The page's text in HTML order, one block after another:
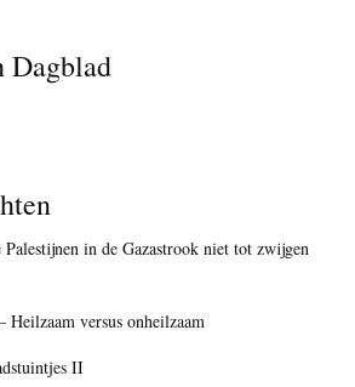
Dagblad
in de Gazastrook niet tot zwijgen
Heilzaam versus onheilzaam
II